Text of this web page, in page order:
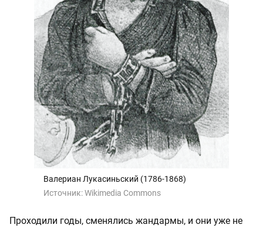
Валериан Лукасиньский (1786-1868)
Источник:Wikimedia Commons
Проходили годы, сменялись жандармы, и они уже не